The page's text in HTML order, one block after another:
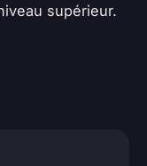
supérieur.